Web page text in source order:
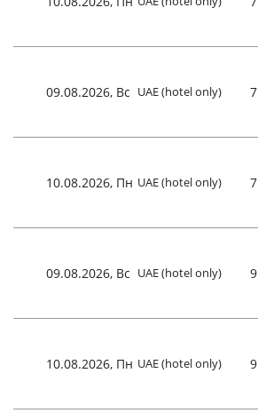
09.08.2026, Вс UAE (hotel only) 7
10.08.2026, Пн UAE (hotel only) 7
09.08.2026, Вс UAE (hotel only) 9
10.08.2026, Пн UAE (hotel only) 9